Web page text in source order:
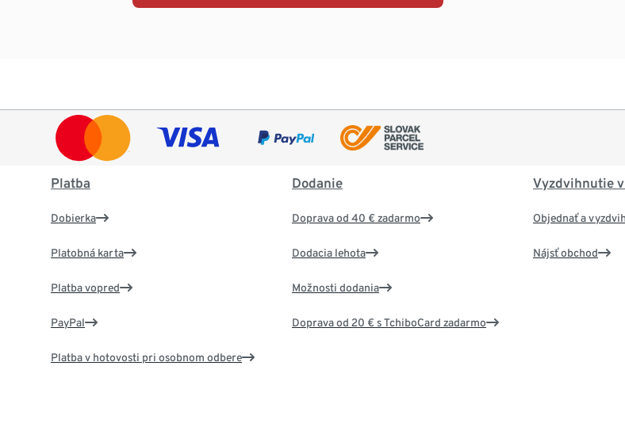
Platba
Dobierka
Platobná karta
Platba vopred
PayPal
Platba v hotovosti pri osobnom odbere
Dodanie
Doprava od 40 € zadarmo
Dodacia lehota
Možnosti dodania
Doprava od 20 € s TchiboCard zadarmo
Vyzdvihnutie
Objednať a
Nájsť obchod